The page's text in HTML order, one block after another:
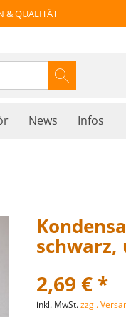
& QUALITÄT
News Infos
schwarz,
2,69 € *
inkl. MwSt.zzgl.